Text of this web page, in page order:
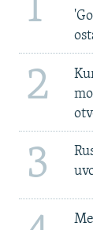
2
3